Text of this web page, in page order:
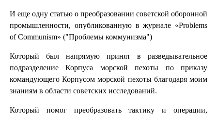
И еще одну статью о преобразовании советской оборонной
промышленности, опубликованную в журнале «Problems
of Communism» ("Проблемы коммунизма")
Который был напрямую принят в разведывательное
подразделение Корпуса морской пехоты по приказу
командующего Корпусом морской пехоты благодаря моим
знаниям в области советских исследований.
Который помог преобразовать тактику и операции,